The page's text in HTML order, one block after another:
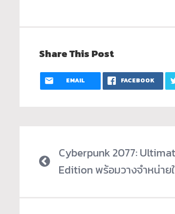
Share This Post
EMAIL FACEBOOK
Cyberpunk 2077:
Edition พร้อมวางจำหน่าย